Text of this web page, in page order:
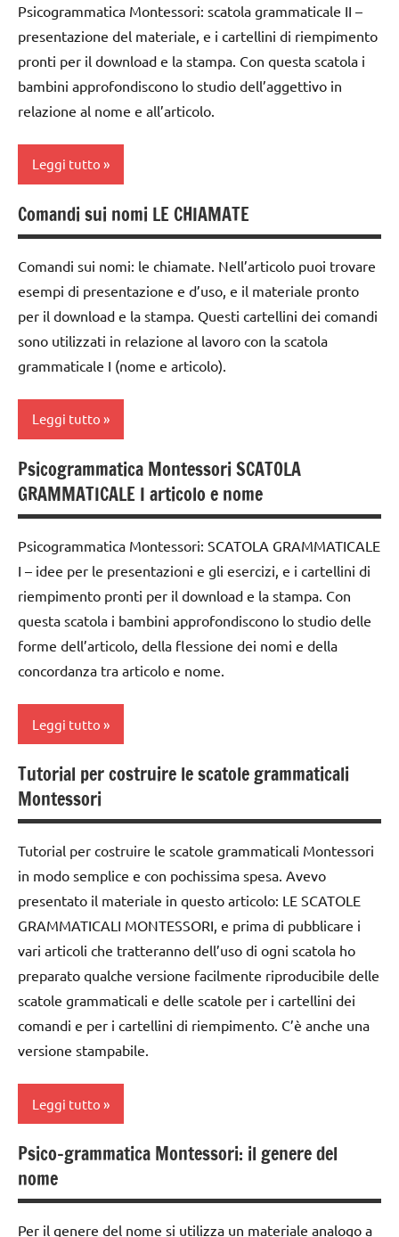
materiale
nomenclature
Montessori
psicogrammatica
Montessori
ARGOMENTI
PER ETA'
TUTTI GLI
ARTICOLI
grammatica
GUIDA
DIDATTICA
MONTESSORI
italiano
MONTESSORI
materiale
nomenclature
Montessori
psicogrammatica
Montessori
TUTTI GLI
ARGOMENTI
PER ETA'
ARTICOLI
classe
1a
classe
2a
3a
anni
grammatica
GUIDA
DIDATTICA
MONTESSORI
LINGUAGGIO
MONTESSORI
didattico
nomenclature
psicogrammatica
TUTTI GLI
ARGOMENTI
PER ETA'
ARTICOLI
Psicogrammatica Montessori: scatola grammaticale II –
presentazione del materiale, e i cartellini di riempimento
pronti per il download e la stampa. Con questa scatola i
bambini approfondiscono lo studio dell’aggettivo in
relazione al nome e all’articolo.
Leggi tutto
analisi
grammaticale
Montessori
classe
1a
classe
2a
3a
costruire i
materiali
Montessori
anni
DOWNLOAD
grammatica
GUIDA
DIDATTICA
MONTESSORI
LINGUAGGIO
MONTESSORI
materiale
didattico
nomenclature
Montessori
psicogrammatica
Montessori
TUTTI GLI
ARGOMENTI
PER ETA'
TUTTI GLI
ARTICOLI
Comandi sui nomi LE CHIAMATE
Comandi sui nomi: le chiamate. Nell’articolo puoi trovare
esempi di presentazione e d’uso, e il materiale pronto
per il download e la stampa. Questi cartellini dei comandi
sono utilizzati in relazione al lavoro con la scatola
grammaticale I (nome e articolo).
Leggi tutto
analisi
grammaticale
Montessori
classe
1a
classe
2a
3a
DOWNLOAD
grammatica
GUIDA
DIDATTICA
MONTESSORI
LINGUAGGIO
MONTESSORI
didattico
nomenclature
psicogrammatica
Montessori
TUTTI GLI
ARGOMENTI
PER ETA'
TUTTI GLI
Psicogrammatica Montessori SCATOLA
GRAMMATICALE I articolo e nome
Psicogrammatica Montessori: SCATOLA GRAMMATICALE
I – idee per le presentazioni e gli esercizi, e i cartellini di
riempimento pronti per il download e la stampa. Con
questa scatola i bambini approfondiscono lo studio delle
forme dell’articolo, della flessione dei nomi e della
concordanza tra articolo e nome.
Leggi tutto
analisi
grammaticale
Montessori
classe
1a
classe
2a
3a
DOWNLOAD
GUIDA
MONTESSORI
MONTESSORI
materiale
didattico
Tutorial per costruire le scatole grammaticali
Montessori
Tutorial per costruire le scatole grammaticali Montessori
in modo semplice e con pochissima spesa. Avevo
presentato il materiale in questo articolo: LE SCATOLE
GRAMMATICALI MONTESSORI, e prima di pubblicare i
vari articoli che tratteranno dell’uso di ogni scatola ho
preparato qualche versione facilmente riproducibile delle
scatole grammaticali e delle scatole per i cartellini dei
comandi e per i cartellini di riempimento. C’è anche una
versione stampabile.
Leggi tutto
analisi
grammaticale
Montessori
Psico-grammatica Montessori: il genere del
nome
Per il genere del nome si utilizza un materiale analogo a